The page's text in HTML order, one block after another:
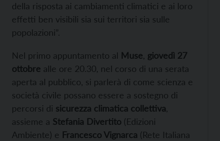
della risposta ai cambiamenti climatici e ai loro
effetti ben visibili sia sui territori sia sulle
popolazioni”.
Nel primo appuntamento al Muse giovedì 27
ottobre alle ore 20.30, nel corso di una serata
aperta al pubblico, si parlerà di come scienza e
società civile possano essere a sostegno di
percorsi di sicurezza climatica collettiva
assieme a Stefania Divertito (Edizioni
Ambiente) e Francesco Vignarca (Rete Italiana